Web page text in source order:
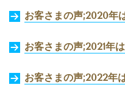
お客さまの声;2020年
お客さまの声;2021年
お客さまの声;2022年